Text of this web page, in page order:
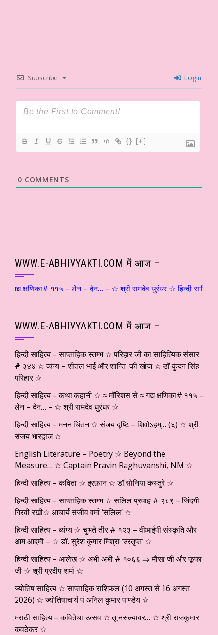
Subscribe Login
{} [+]
0 COMMENTS
WWW.E-ABHIVYAKTI.COM में आज –
क्षणिका# ११५ – लेन – देन… – ☆ श्री रामदेव धुरंधर ☆ हिन्दी
WWW.E-ABHIVYAKTI.COM में आज –
हिन्दी साहित्य – साप्ताहिक स्तम्भ ☆ परिहार जी का साहित्यिक संसार
# ३४४ ☆ व्यंग्य – शीतल भाई और शान्ति की खोज ☆ डॉ कुंदन सिंह
परिहार ☆
हिन्दी साहित्य – कथा कहानी ☆ ≈ मॉरिशस से ≈ गद्य क्षणिका# ११५ –
लेन – देन… – ☆ श्री रामदेव धुरंधर ☆
हिन्दी साहित्य – मनन चिंतन ☆ संजय दृष्टि – शिवोऽहम्… (६) ☆ श्री
संजय भारद्वाज ☆
English Literature – Poetry ☆ Beyond the
Measure… ☆ Captain Pravin Raghuvanshi, NM ☆
हिन्दी साहित्य – कविता ☆ इरफ़ान ☆ डॉ.सोनिया कस्तुरे ☆
हिन्दी साहित्य – साप्ताहिक स्तम्भ ☆ सलिल प्रवाह # २८९ – जिंदगी
गिरवी रखी☆ आचार्य संजीव वर्मा ‘सलिल’ ☆
हिन्दी साहित्य – व्यंग्य ☆ चुभते तीर # १२३ – वीआईपी संस्कृति और
आम आदमी – ☆ डॉ. सुरेश कुमार मिश्रा ‘उरतृप्त’ ☆
हिन्दी साहित्य – आलेख ☆ अभी अभी # १०६६ ⇒ मौसा जी और फूफा
जी ☆ श्री प्रदीप शर्मा ☆
ज्योतिष साहित्य ☆ साप्ताहिक राशिफल (10 अगस्त से 16 अगस्त
2026) ☆ ज्योतिषाचार्य पं अनिल कुमार पाण्डेय ☆
मराठी साहित्य – कवितेचा उत्सव ☆ तू नसल्यावर… ☆ श्री राजकुमार
कवठेकर ☆